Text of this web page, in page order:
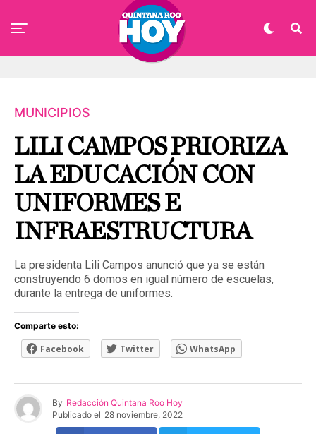
MUNICIPIOS
LILI CAMPOS PRIORIZA
LA EDUCACIÓN CON
UNIFORMES E
INFRAESTRUCTURA
La presidenta Lili Campos anunció que ya se están
construyendo 6 domos en igual número de escuelas,
durante la entrega de uniformes.
Comparte esto:
Facebook Twitter WhatsApp
By Redacción Quintana Roo Hoy
Publicado el 28 noviembre, 2022